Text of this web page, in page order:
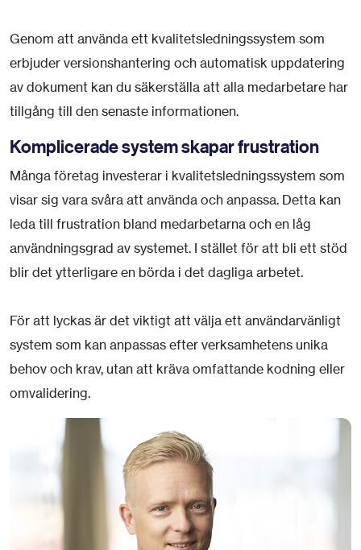
Genom att använda ett kvalitetsledningssystem som
erbjuder versionshantering och automatisk uppdatering
av dokument kan du säkerställa att alla medarbetare har
tillgång till den senaste informationen.
Komplicerade system skapar frustration
Många företag investerar i kvalitetsledningssystem som
visar sig vara svåra att använda och anpassa. Detta kan
leda till frustration bland medarbetarna och en låg
användningsgrad av systemet. I stället för att bli ett stöd
blir det ytterligare en börda i det dagliga arbetet.
För att lyckas är det viktigt att välja ett användarvänligt
system som kan anpassas efter verksamhetens unika
behov och krav, utan att kräva omfattande kodning eller
omvalidering.